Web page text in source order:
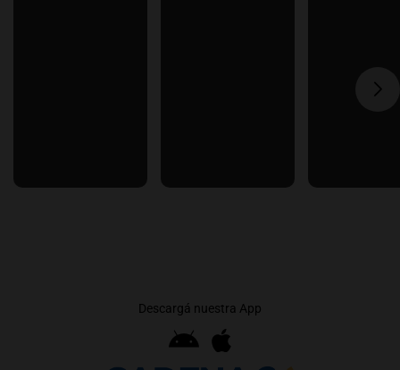
Descargá nuestra App